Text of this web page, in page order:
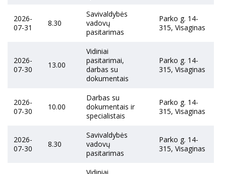
2026-
07-31
8.30
Savivaldybės
vadovų
pasitarimas
Parko g. 14-
315, Visaginas
2026-
07-30
13.00
Vidiniai
pasitarimai,
darbas su
dokumentais
Parko g. 14-
315, Visaginas
2026-
07-30
10.00
Darbas su
dokumentais ir
specialistais
Parko g. 14-
315, Visaginas
2026-
07-30
8.30
Savivaldybės
vadovų
pasitarimas
Parko g. 14-
315, Visaginas